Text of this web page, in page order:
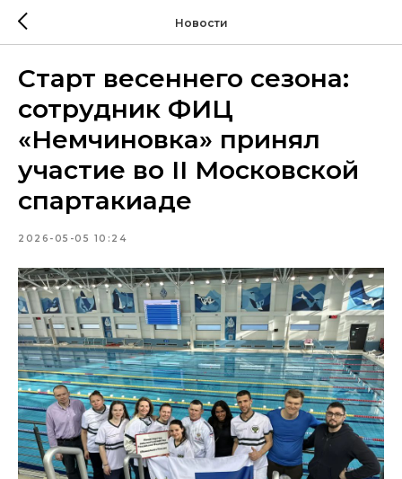
Новости
Старт весеннего сезона:
сотрудник ФИЦ
«Немчиновка» принял
участие во II Московской
спартакиаде
2026-05-05 10:24